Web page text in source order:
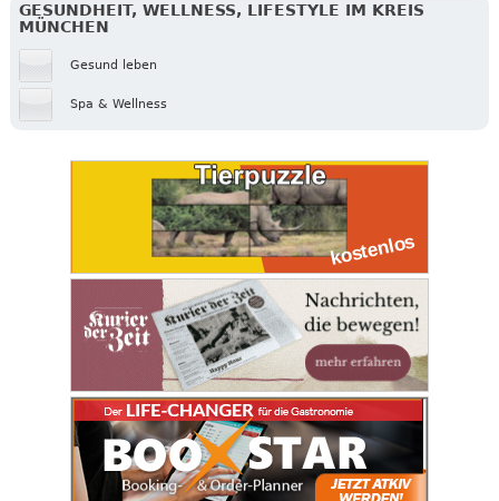
GESUNDHEIT, WELLNESS, LIFESTYLE IM KREIS
MÜNCHEN
Gesund leben
Spa & Wellness